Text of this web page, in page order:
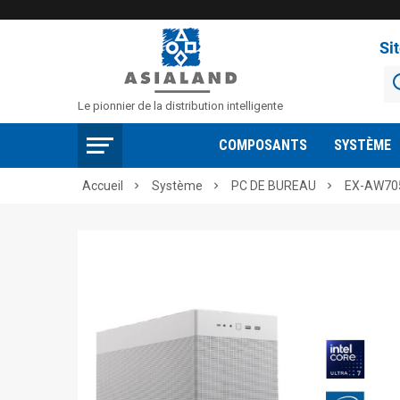
Le pionnier de la distribution intelligente
COMPOSANTS SYSTÈME
Accueil  Système  PC DE BUREAU  EX-